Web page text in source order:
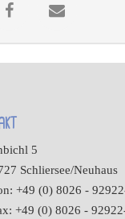
5
Schliersee/Neuhaus
+49 (0) 8026 -
+49 (0) 8026 -